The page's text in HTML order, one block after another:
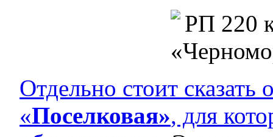
Отдельно стоит
«Поселковая», для